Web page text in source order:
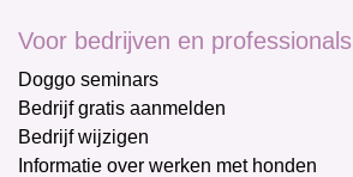
Voor bedrijven en professionals
Doggo seminars
Bedrijf gratis aanmelden
Bedrijf wijzigen
Informatie over werken met honden